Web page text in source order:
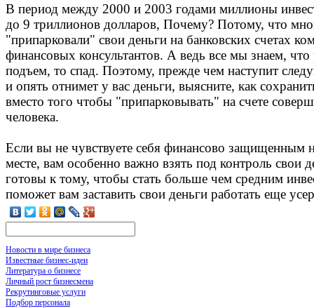
В период между 2000 и 2003 годами миллионы
до 9 триллионов долларов, Почему? Потому, что
"припарковали" свои деньги на банковских счетах
финансовых консультантов. А ведь все мы знаем,
подъем, то спад. Поэтому, прежде чем наступит
и опять отнимет у вас деньги, выясните, как
вместо того чтобы "припарковывать" на счете
человека.
Если вы не чувствуете себя финансово защищенным
месте, вам особенно важно взять под контроль свои
готовы к тому, чтобы стать больше чем средним
поможет вам заставить свои деньги работать еще
Новости в мире бизнеса
Известные бизнес-идеи
Литература о бизнесе
Личный рост бизнесмена
Рекрутинговые услуги
Подбор персонала